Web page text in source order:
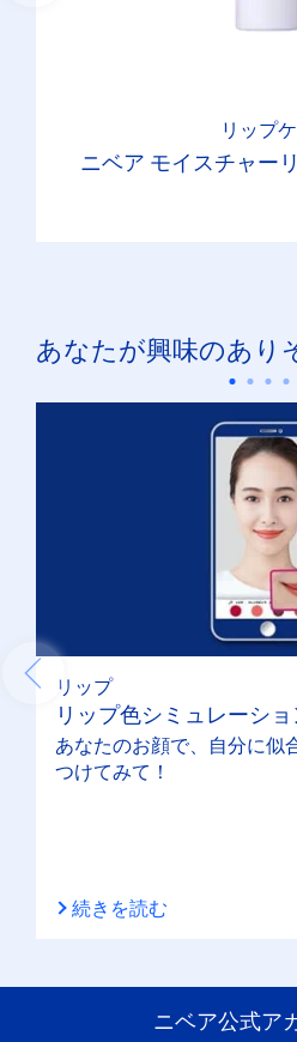
リップ
ニベア モイスチャー
あなたが興味のあり
リップ
リップ色シミュレーショ
あなたのお顔で、自分に似
つけてみて！
続きを読む
ニベア公式ア